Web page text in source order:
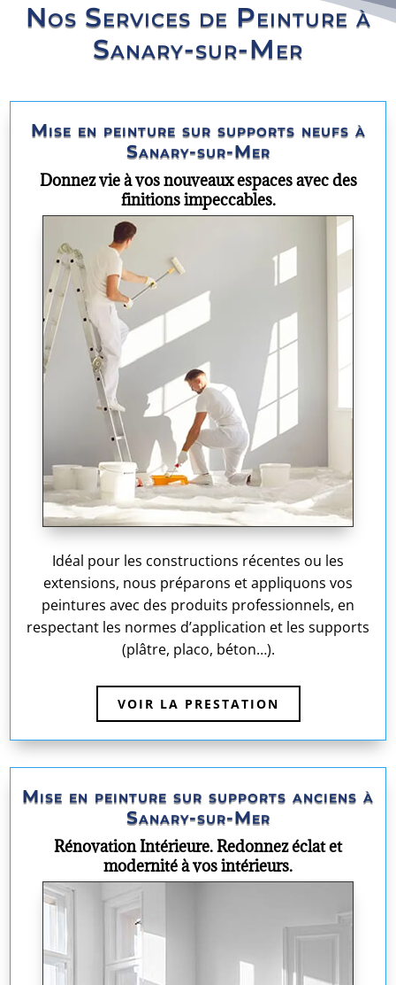
Nos Services de Peinture à
Sanary-sur-Mer
Mise en peinture sur supports neufs à
Sanary-sur-Mer
Donnez vie à vos nouveaux espaces avec des
finitions impeccables.
Idéal pour les constructions récentes ou les
extensions, nous préparons et appliquons vos
peintures avec des produits professionnels, en
respectant les normes d’application et les supports
(plâtre, placo, béton…).
VOIR LA PRESTATION
Mise en peinture sur supports anciens à
Sanary-sur-Mer
Rénovation Intérieure. Redonnez éclat et
modernité à vos intérieurs.